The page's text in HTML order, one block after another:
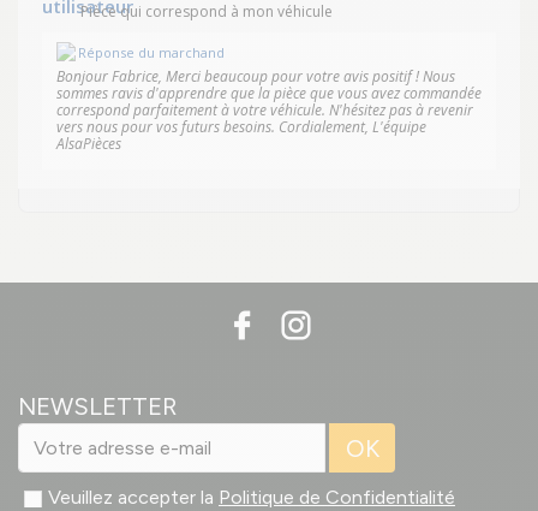
Pièce qui correspond à mon véhicule
Réponse du marchand
Bonjour Fabrice, Merci beaucoup pour votre avis positif ! Nous
sommes ravis d'apprendre que la pièce que vous avez commandée
correspond parfaitement à votre véhicule. N'hésitez pas à revenir
vers nous pour vos futurs besoins. Cordialement, L'équipe
AlsaPièces
NEWSLETTER
OK
Veuillez accepter la Politique de Confidentialité